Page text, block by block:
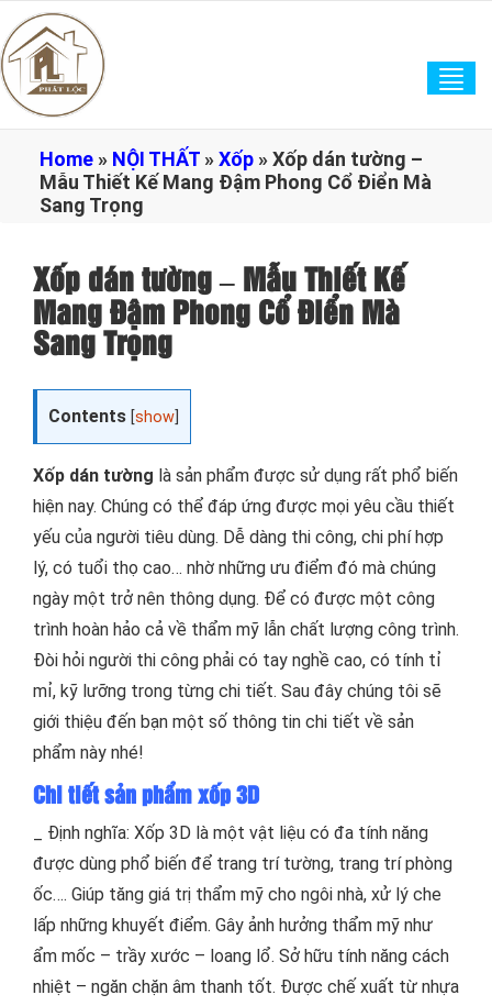
Home » NỘI THẤT »Xốp »Xốp dán tường –
Mẫu Thiết Kế Mang Đậm Phong Cổ Điển Mà
Sang Trọng
Xốp dán tường – Mẫu Thiết Kế
Mang Đậm Phong Cổ Điển Mà
Sang Trọng
Contents [show
Xốp dán tường là sản phẩm được sử dụng rất phổ biến
hiện nay. Chúng có thể đáp ứng được mọi yêu cầu thiết
yếu của người tiêu dùng. Dễ dàng thi công, chi phí hợp
lý, có tuổi thọ cao… nhờ những ưu điểm đó mà chúng
ngày một trở nên thông dụng. Để có được một công
trình hoàn hảo cả về thẩm mỹ lẫn chất lượng công trình.
Đòi hỏi người thi công phải có tay nghề cao, có tính tỉ
mỉ, kỹ lưỡng trong từng chi tiết. Sau đây chúng tôi sẽ
giới thiệu đến bạn một số thông tin chi tiết về sản
phẩm này nhé!
Chi tiết sản phẩm xốp 3D
_ Định nghĩa: Xốp 3D là một vật liệu có đa tính năng
được dùng phổ biến để trang trí tường, trang trí phòng
ốc…. Giúp tăng giá trị thẩm mỹ cho ngôi nhà, xử lý che
lấp những khuyết điểm. Gây ảnh hưởng thẩm mỹ như
ẩm mốc – trầy xước – loang lổ. Sở hữu tính năng cách
nhiệt – ngăn chặn âm thanh tốt. Được chế xuất từ nhựa